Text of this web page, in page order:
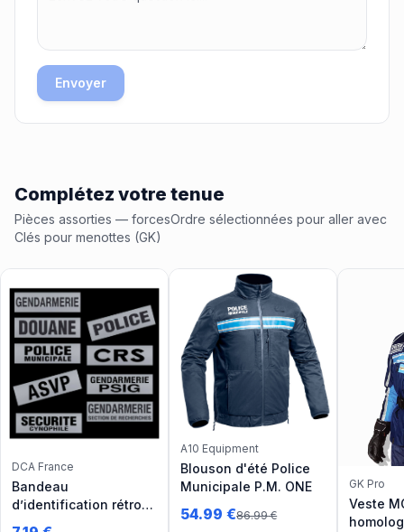
Envoyer
Complétez votre tenue
Pièces assorties — forcesOrdre sélectionnées pour aller avec
Clés pour menottes (GK)
DCA France
Bandeau
d’identification rétro-
A10 Equipment
Blouson d'été Police
Municipale P.M. ONE
54.99 €86.99€
GK Pro
Veste